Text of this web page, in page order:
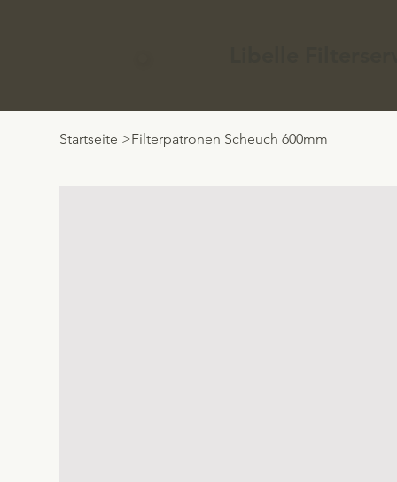
Startseite >Filterpatronen Scheuch 600mm